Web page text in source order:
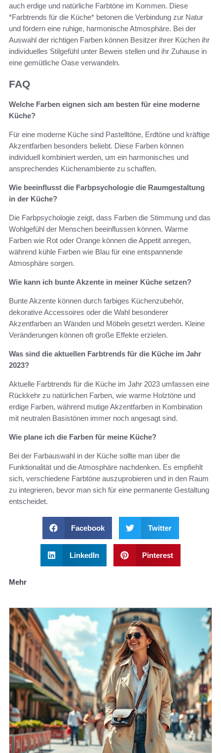
auch erdige und natürliche Farbtöne im Kommen. Diese
*Farbtrends für die Küche* betonen die Verbindung zur Natur
und fördern eine ruhige, harmonische Atmosphäre. Bei der
Auswahl der richtigen Farben können Besitzer ihrer Küchen ihr
individuelles Stilgefühl unter Beweis stellen und ihr Zuhause in
eine gemütliche Oase verwandeln.
FAQ
Welche Farben eignen sich am besten für eine moderne
Küche?
Für eine moderne Küche sind Pastelltöne, Erdtöne und kräftige
Akzentfarben besonders beliebt. Diese Farben können
individuell kombiniert werden, um ein harmonisches und
ansprechendes Küchenambiente zu schaffen.
Wie beeinflusst die Farbpsychologie die Raumgestaltung
in der Küche?
Die Farbpsychologie zeigt, dass Farben die Stimmung und das
Wohlgefühl der Menschen beeinflussen können. Warme
Farben wie Rot oder Orange können die Appetit anregen,
während kühle Farben wie Blau für eine entspannende
Atmosphäre sorgen.
Wie kann ich bunte Akzente in meiner Küche setzen?
Bunte Akzente können durch farbiges Küchenzubehör,
dekorative Accessoires oder die Wahl besonderer
Akzentfarben an Wänden und Möbeln gesetzt werden. Kleine
Veränderungen können oft große Effekte erzielen.
Was sind die aktuellen Farbtrends für die Küche im Jahr
2023?
Aktuelle Farbtrends für die Küche im Jahr 2023 umfassen eine
Rückkehr zu natürlichen Farben, wie warme Holztöne und
erdige Farben, während mutige Akzentfarben in Kombination
mit neutralen Basistönen immer noch angesagt sind.
Wie plane ich die Farben für meine Küche?
Bei der Farbauswahl in der Küche sollte man über die
Funktionalität und die Atmosphäre nachdenken. Es empfiehlt
sich, verschiedene Farbtöne auszuprobieren und in den Raum
zu integrieren, bevor man sich für eine permanente Gestaltung
entscheidet.
Facebook Twitter
LinkedIn Pinterest
Mehr